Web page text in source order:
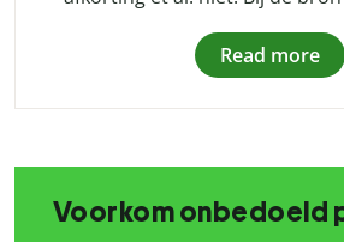
Read more
Voorkom onbedoeld